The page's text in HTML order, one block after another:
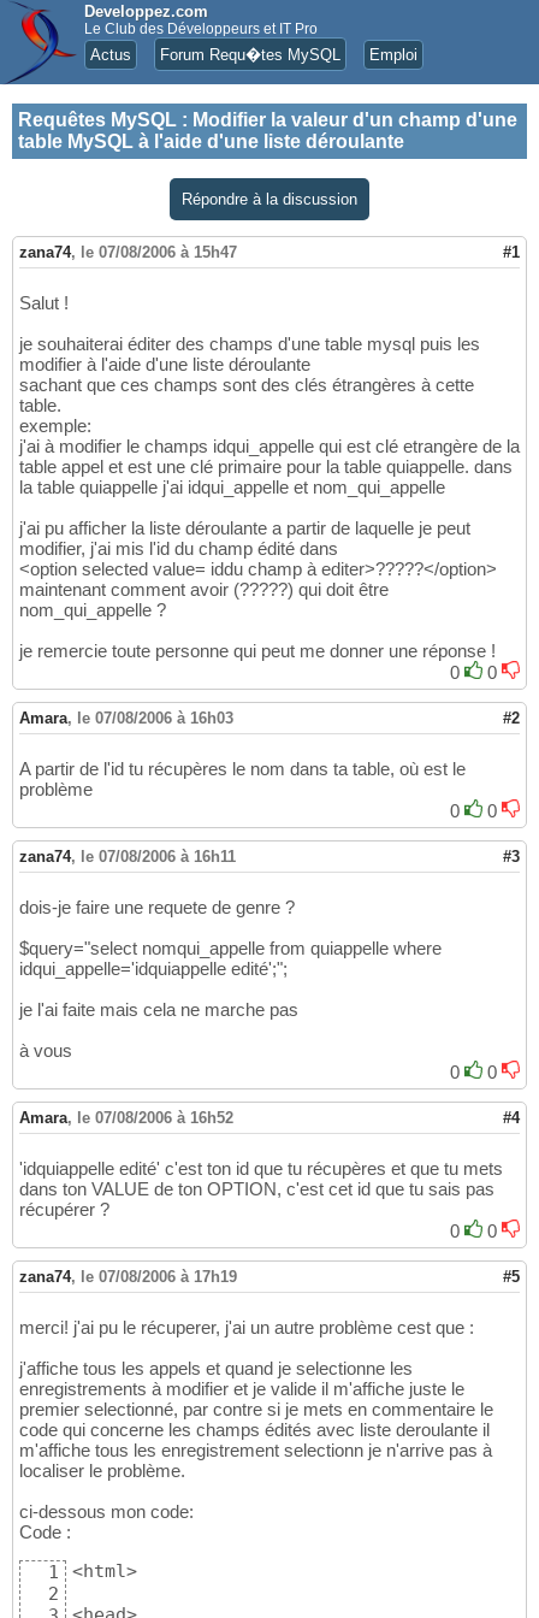
Developpez.com
Le Club des Développeurs et IT Pro
Actus Forum Requ�tes MySQL Emploi
Requêtes MySQL : Modifier la valeur d'un champ d'une
table MySQL à l'aide d'une liste déroulante
Répondre à la discussion
zana74, le 07/08/2006 à 15h47 #1
Salut !
je souhaiterai éditer des champs d'une table mysql puis les
modifier à l'aide d'une liste déroulante
sachant que ces champs sont des clés étrangères à cette
table.
exemple:
j'ai à modifier le champs idqui_appelle qui est clé etrangère de la
table appel et est une clé primaire pour la table quiappelle. dans
la table quiappelle j'ai idqui_appelle et nom_qui_appelle
j'ai pu afficher la liste déroulante a partir de laquelle je peut
modifier, j'ai mis l'id du champ édité dans
<option selected value= iddu champ à editer>?????</option>
maintenant comment avoir (?????) qui doit être
nom_qui_appelle ?
je remercie toute personne qui peut me donner une réponse !
0
0
Amara, le 07/08/2006 à 16h03 #2
A partir de l'id tu récupères le nom dans ta table, où est le
problème
0
0
zana74, le 07/08/2006 à 16h11 #3
dois-je faire une requete de genre ?
$query="select nomqui_appelle from quiappelle where
idqui_appelle='idquiappelle edité';";
je l'ai faite mais cela ne marche pas
à vous
0
0
Amara, le 07/08/2006 à 16h52 #4
'idquiappelle edité' c'est ton id que tu récupères et que tu mets
dans ton VALUE de ton OPTION, c'est cet id que tu sais pas
récupérer ?
0
0
zana74, le 07/08/2006 à 17h19 #5
merci! j'ai pu le récuperer, j'ai un autre problème cest que :
j'affiche tous les appels et quand je selectionne les
enregistrements à modifier et je valide il m'affiche juste le
premier selectionné, par contre si je mets en commentaire le
code qui concerne les champs édités avec liste deroulante il
m'affiche tous les enregistrement selectionn je n'arrive pas à
localiser le problème.
ci-dessous mon code:
Code :
1
2
<html>